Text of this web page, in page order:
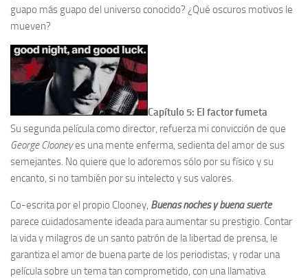
guapo más guapo del universo conocido? ¿Qué oscuros motivos le
mueven?
Capítulo 5: El factor fumeta
Su segunda película como director, refuerza mi convicción de que
George Clooneyes una mente enferma, sedienta del amor de sus
semejantes. No quiere que lo adoremos sólo por su físico y su
encanto, si no también por su intelecto y sus valores.
Co-escrita por el propio Clooney, Buenas noches y buena suerte
parece cuidadosamente ideada para aumentar su prestigio. Contar
la vida y milagros de un santo patrón de la libertad de prensa, le
garantiza el amor de buena parte de los periodistas; y rodar una
película sobre un tema tan comprometido, con una llamativa